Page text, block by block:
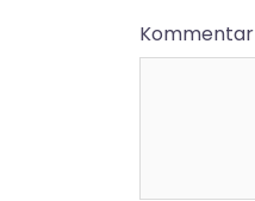
Kommentar